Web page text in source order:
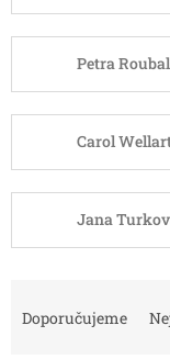
Petra
Carol
Jana
Doporučujeme